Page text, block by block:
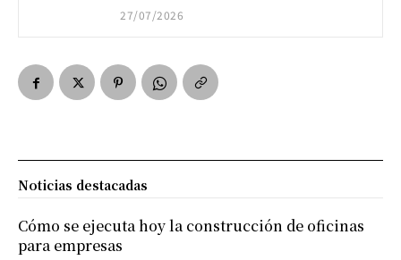
27/07/2026
Noticias destacadas
Cómo se ejecuta hoy la construcción de oficinas
para empresas